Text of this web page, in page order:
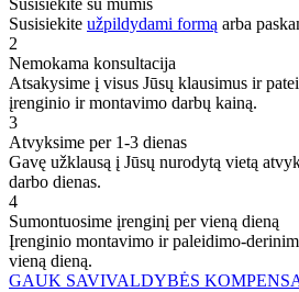
Susisiekite su mumis
Susisiekite užpildydami formą arba
2
Nemokama konsultacija
Atsakysime į visus Jūsų klausimus ir
įrenginio ir montavimo darbų kainą.
3
Atvyksime per 1-3 dienas
Gavę užklausą į Jūsų nurodytą vietą
darbo dienas.
4
Sumontuosime įrenginį per vieną dieną
Įrenginio montavimo ir paleidimo-
vieną dieną.
GAUK SAVIVALDYBĖS